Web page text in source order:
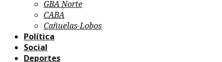
GBA Norte
CABA
Cañuelas-Lobos
Política
Social
Deportes